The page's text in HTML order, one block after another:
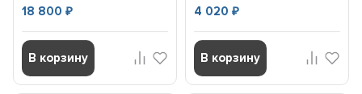
18 800₽
В корзину
4 020 ₽
В корзину